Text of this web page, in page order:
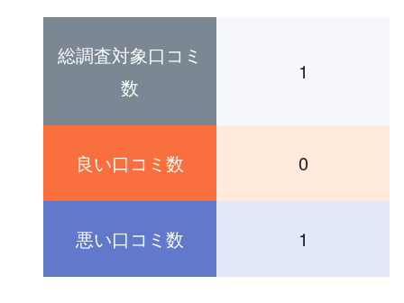
総調査対象口コミ
数
1
良い口コミ数 0
悪い口コミ数 1